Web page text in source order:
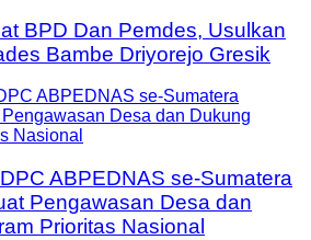
BPD Dan Pemdes, Usulkan
Bambe Driyorejo Gresik
ABPEDNAS se-Sumatera
Pengawasan Desa dan
Prioritas Nasional